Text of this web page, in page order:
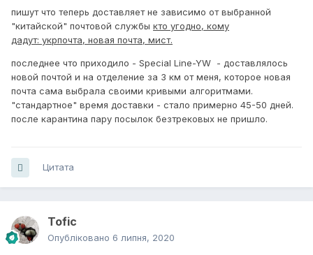
пишут что теперь доставляет не зависимо от выбранной
"китайской" почтовой службы кто угодно, кому
дадут: укрпочта, новая почта, мист.
последнее что приходило - Special Line-YW - доставлялось
новой почтой и на отделение за 3 км от меня, которое новая
почта сама выбрала своими кривыми алгоритмами.
"стандартное" время доставки - стало примерно 45-50 дней.
после карантина пару посылок безтрековых не пришло.
Цитата
Tofic
Опубліковано 6 липня, 2020